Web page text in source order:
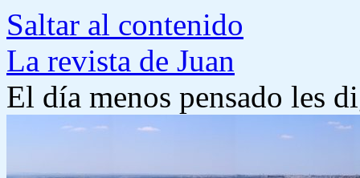
Saltar al contenido
La revista de Juan
El día menos pensado les